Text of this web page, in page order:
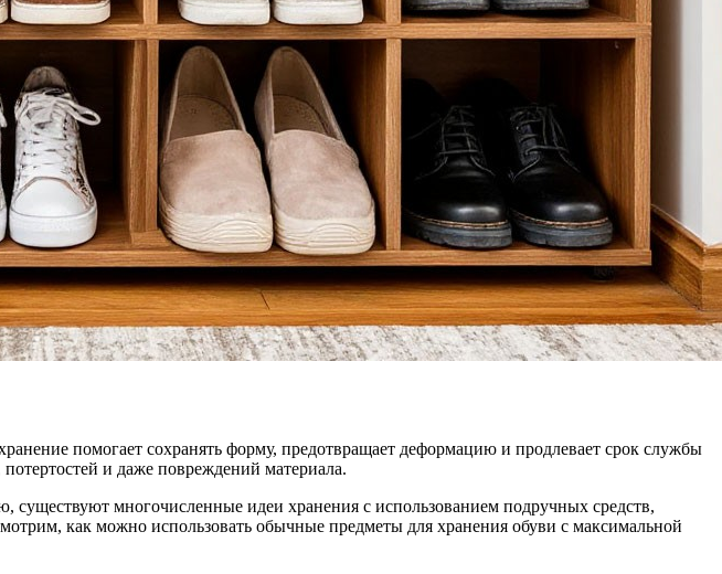
и даже повреждений материала.
существуют многочисленные идеи хранения с использованием подручных средств,
как можно использовать обычные предметы для хранения обуви с максимальной